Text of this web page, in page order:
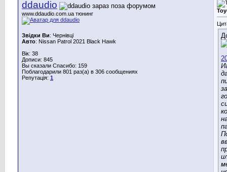
ddaudio
www.ddaudio.com.ua тюнинг
Звідки Ви: Чернівці
Авто: Nissan Patrol 2021 Black Hawk
Вік: 38
Дописи: 845
Вы сказали Спасибо: 159
Поблагодарили 801 раз(а) в 306 сообщениях
Репутація: 1